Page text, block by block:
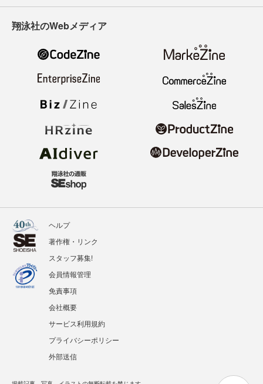
翔泳社のWebメディア
ヘルプ
著作権・リンク
スタッフ募集!
会員情報管理
免責事項
会社概要
サービス利用規約
プライバシーポリシー
外部送信